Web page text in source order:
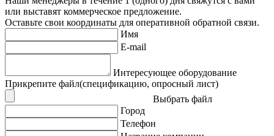
или выставят коммерческое предложение.
Оставьте свои координаты для оперативной обратной связи.
Имя
E-mail
Интересующее оборудование
Прикрепите файл(спецификацию, опросный лист)
Выбрать файл
Город
Телефон